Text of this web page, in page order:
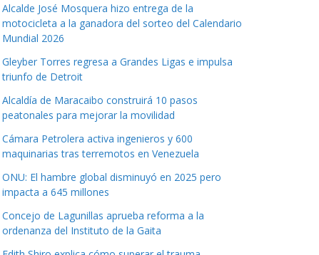
Alcalde José Mosquera hizo entrega de la
motocicleta a la ganadora del sorteo del Calendario
Mundial 2026
Gleyber Torres regresa a Grandes Ligas e impulsa
triunfo de Detroit
Alcaldía de Maracaibo construirá 10 pasos
peatonales para mejorar la movilidad
Cámara Petrolera activa ingenieros y 600
maquinarias tras terremotos en Venezuela
ONU: El hambre global disminuyó en 2025 pero
impacta a 645 millones
Concejo de Lagunillas aprueba reforma a la
ordenanza del Instituto de la Gaita